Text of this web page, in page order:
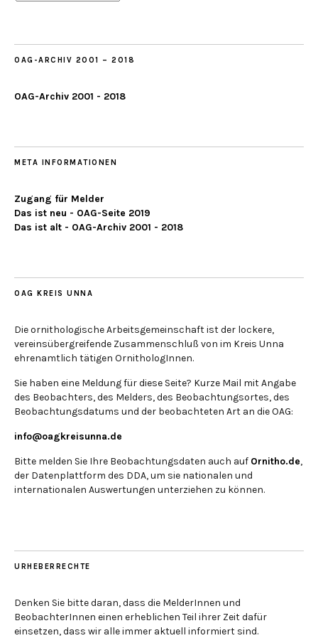
OAG-ARCHIV 2001 – 2018
OAG-Archiv 2001 - 2018
META INFORMATIONEN
Zugang für Melder
Das ist neu - OAG-Seite 2019
Das ist alt - OAG-Archiv 2001 - 2018
OAG KREIS UNNA
Die ornithologische Arbeitsgemeinschaft ist der lockere,
vereinsübergreifende Zusammenschluß von im Kreis Unna
ehrenamtlich tätigen OrnithologInnen.
Sie haben eine Meldung für diese Seite? Kurze Mail mit Angabe
des Beobachters, des Melders, des Beobachtungsortes, des
Beobachtungsdatums und der beobachteten Art an die OAG:
info@oagkreisunna.de
Bitte melden Sie Ihre Beobachtungsdaten auch auf Ornitho.de,
der Datenplattform des DDA, um sie nationalen und
internationalen Auswertungen unterziehen zu können.
URHEBERRECHTE
Denken Sie bitte daran, dass die MelderInnen und
BeobachterInnen einen erheblichen Teil ihrer Zeit dafür
einsetzen, dass wir alle immer aktuell informiert sind.